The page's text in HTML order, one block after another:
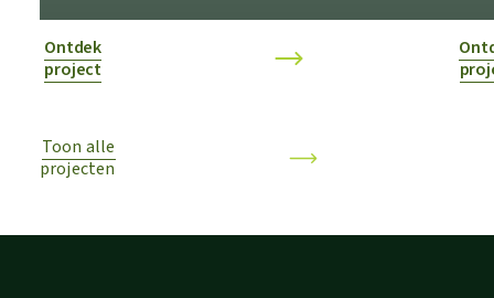
Ontdek
project
Toon alle
projecten